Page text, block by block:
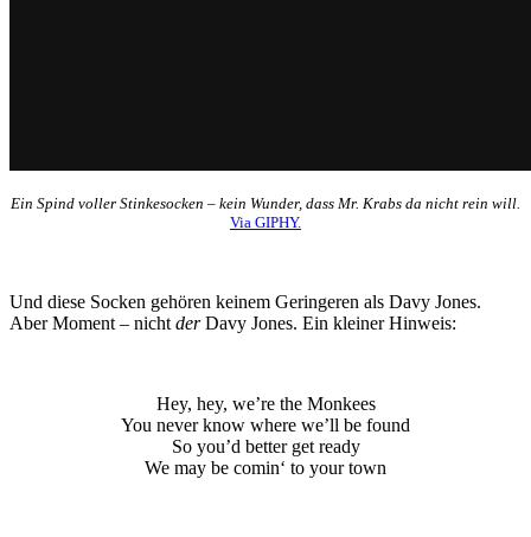
Ein Spind voller Stinkesocken – kein Wunder, dass Mr. Krabs da nicht rein will.
Via GIPHY.
Und diese Socken gehören keinem Geringeren als Davy Jones.
Aber Moment – nicht derDavy Jones. Ein kleiner Hinweis:
Hey, hey, we’re the Monkees
You never know where we’ll be found
So you’d better get ready
We may be comin‘ to your town